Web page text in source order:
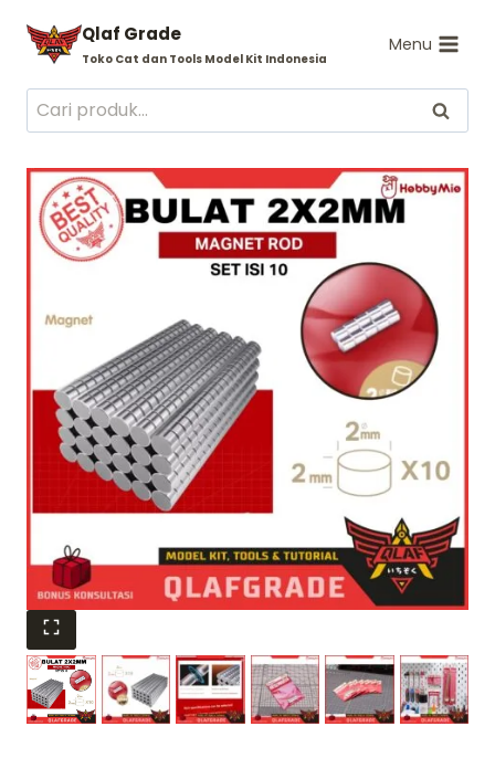
content
Qlaf Grade
Toko Cat dan Tools Model Kit Indonesia
Menu
Pencarian
untuk:
Cari